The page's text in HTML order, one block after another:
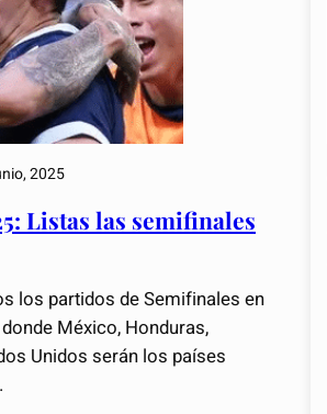
2025
Listas las semifinales
los partidos de Semifinales en
México, Honduras,
Unidos serán los países